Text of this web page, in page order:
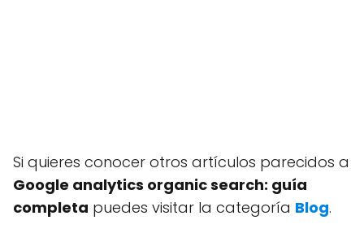
Si quieres conocer otros artículos parecidos a
Google analytics organic search: guía
completa puedes visitar la categoría Blog.